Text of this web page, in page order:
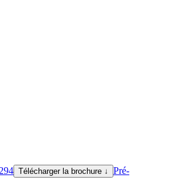
Télécharger la brochure ↓
Pré-